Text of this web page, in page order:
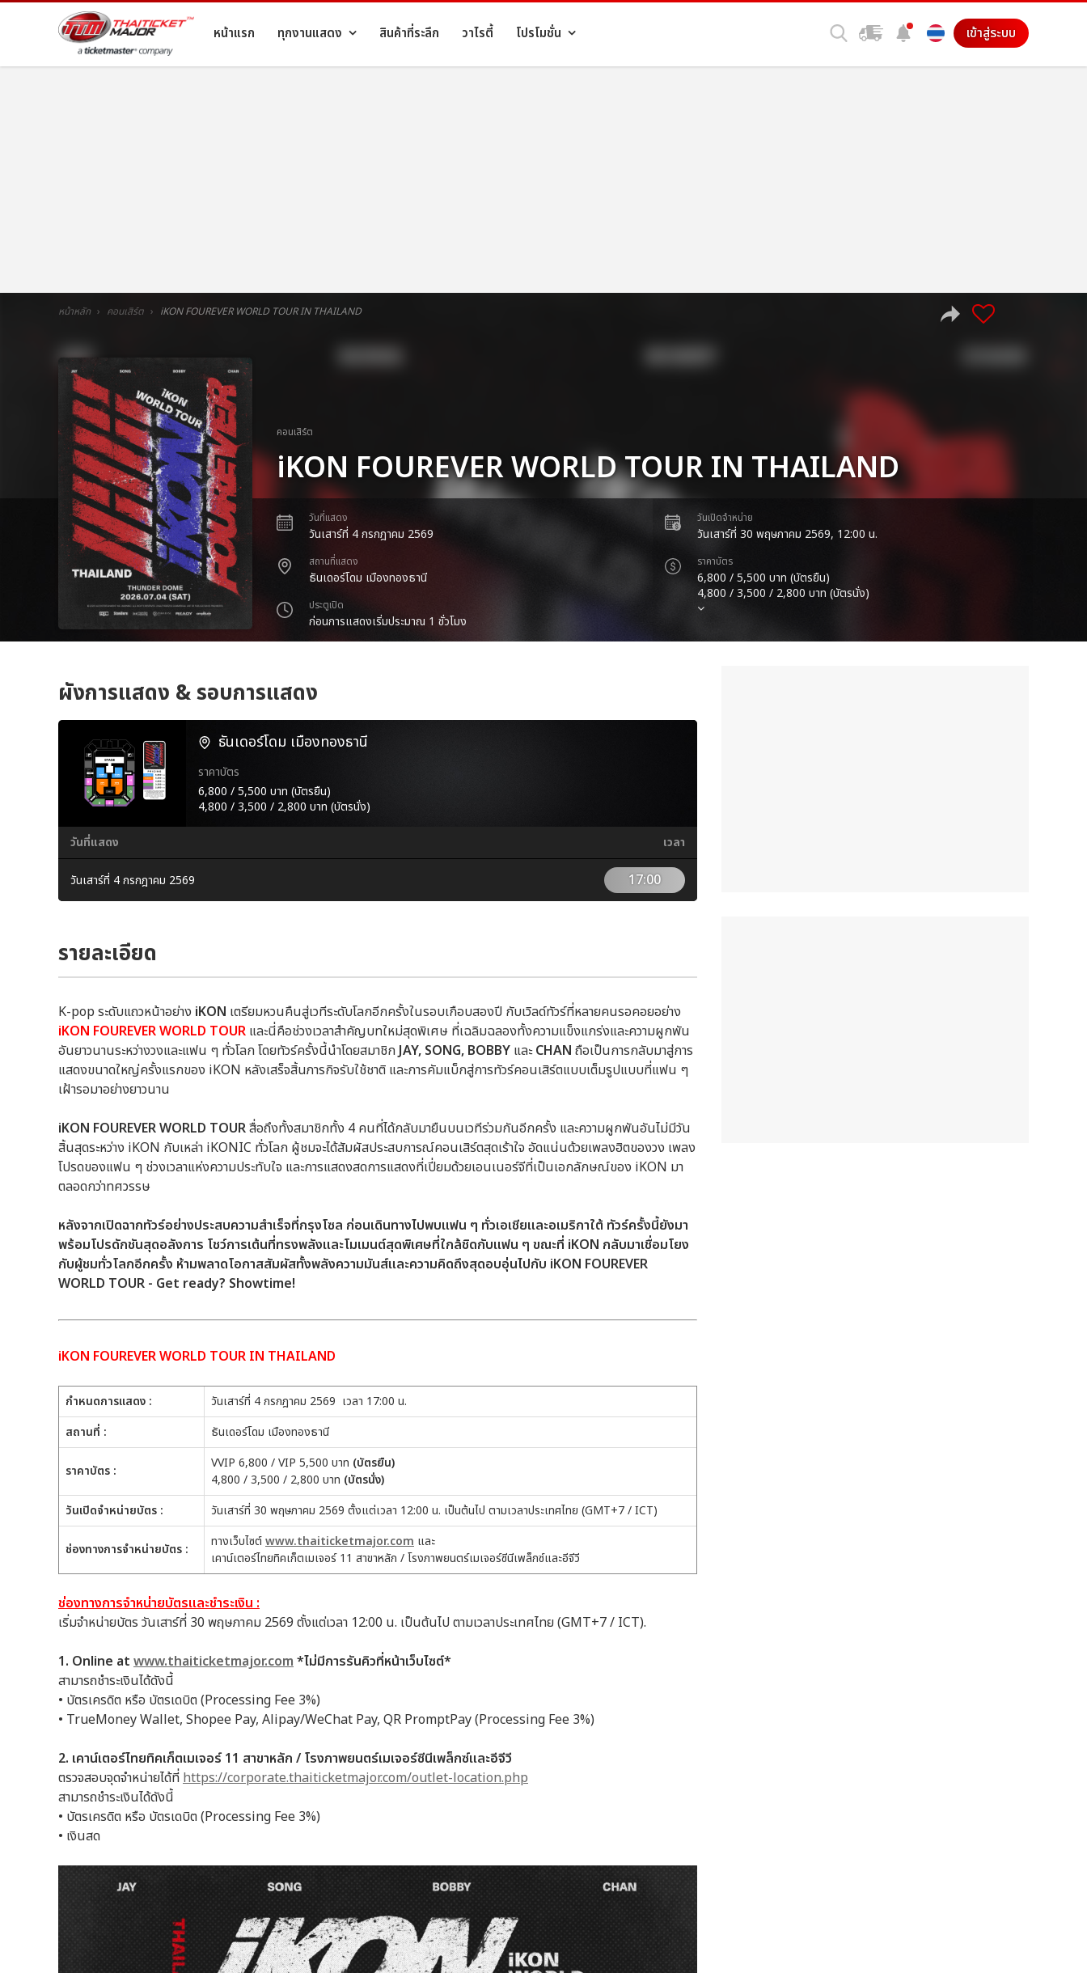
หน้าแรก ทุกงานแสดง สินค้าที่ระลึก วาไรตี้ โปรโมชั่น เข้าสู่ระบบ
หน้าหลัก คอนเสิร์ต iKON FOUREVER WORLD TOUR IN THAILAND
คอนเสิร์ต
iKON FOUREVER WORLD TOUR IN THAILAND
วันที่แสดง
วันเสาร์ที่ 4 กรกฎาคม 2569
สถานที่แสดง
ธันเดอร์โดม เมืองทองธานี
ประตูเปิด
ก่อนการแสดงเริ่มประมาณ 1 ชั่วโมง
วันเปิดจำหน่าย
วันเสาร์ที่ 30 พฤษภาคม 2569, 12:00 น.
ราคาบัตร
6,800 / 5,500 บาท (บัตรยืน)
4,800 / 3,500 / 2,800 บาท (บัตรนั่ง)
ผังการแสดง & รอบการแสดง
ธันเดอร์โดม เมืองทองธานี
ราคาบัตร
6,800 / 5,500 บาท (บัตรยืน)
4,800 / 3,500 / 2,800 บาท (บัตรนั่ง)
วันที่แสดง เวลา
วันเสาร์ที่ 4 กรกฎาคม 2569 17:00
รายละเอียด
K-pop ระดับแถวหน้าอย่าง iKON เตรียมหวนคืนสู่เวทีระดับโลกอีกครั้งในรอบเกือบสองปี กับเวิลด์ทัวร์ที่หลายคนรอคอยอย่าง
iKON FOUREVER WORLD TOUR และนี่คือช่วงเวลาสำคัญบทใหม่สุดพิเศษ ที่เฉลิมฉลองทั้งความแข็งแกร่งและความผูกพัน
อันยาวนานระหว่างวงและแฟน ๆ ทั่วโลก โดยทัวร์ครั้งนี้นำโดยสมาชิกJAY, SONG, BOBBY และCHAN ถือเป็นการกลับมาสู่การ
แสดงขนาดใหญ่ครั้งแรกของ iKON หลังเสร็จสิ้นภารกิจรับใช้ชาติ และการคัมแบ็กสู่การทัวร์คอนเสิร์ตแบบเต็มรูปแบบที่แฟน ๆ
เฝ้ารอมาอย่างยาวนาน
iKON FOUREVER WORLD TOURสื่อถึงทั้งสมาชิกทั้ง 4 คนที่ได้กลับมายืนบนเวทีร่วมกันอีกครั้ง และความผูกพันอันไม่มีวัน
สิ้นสุดระหว่าง iKON กับเหล่า iKONIC ทั่วโลก ผู้ชมจะได้สัมผัสประสบการณ์คอนเสิร์ตสุดเร้าใจ อัดแน่นด้วยเพลงฮิตของวง เพลง
โปรดของแฟน ๆ ช่วงเวลาแห่งความประทับใจ และการแสดงสดการแสดงที่เปี่ยมด้วยเอนเนอร์จีที่เป็นเอกลักษณ์ของ iKON มา
ตลอดกว่าทศวรรษ
หลังจากเปิดฉากทัวร์อย่างประสบความสำเร็จที่กรุงโซล ก่อนเดินทางไปพบแฟน ๆ ทั่วเอเชียและอเมริกาใต้ ทัวร์ครั้งนี้ยังมา
พร้อมโปรดักชันสุดอลังการ โชว์การเต้นที่ทรงพลังและโมเมนต์สุดพิเศษที่ใกล้ชิดกับแฟน ๆ ขณะที่ iKON กลับมาเชื่อมโยง
กับผู้ชมทั่วโลกอีกครั้ง ห้ามพลาดโอกาสสัมผัสทั้งพลังความมันส์และความคิดถึงสุดอบอุ่นไปกับ iKON FOUREVER
WORLD TOUR - Get ready? Showtime!
iKON FOUREVER WORLD TOUR IN THAILAND
กำหนดการแสดง :
วันเสาร์ที่ 4 กรกฎาคม 2569 เวลา 17:00 น.
สถานที่ :
ธันเดอร์โดม เมืองทองธานี
ราคาบัตร : VVIP 6,800 / VIP 5,500 บาท (บัตรยืน)
4,800 / 3,500 / 2,800 บาท (บัตรนั่ง)
วันเปิดจำหน่ายบัตร :
วันเสาร์ที่ 30 พฤษภาคม 2569 ตั้งแต่เวลา 12:00 น. เป็นต้นไป ตามเวลาประเทศไทย (GMT+7 / ICT)
ช่องทางการจำหน่ายบัตร : ทางเว็บไซต์www.thaiticketmajor.com และ
เคาน์เตอร์ไทยทิคเก็ตเมเจอร์ 11 สาขาหลัก / โรงภาพยนตร์เมเจอร์ซีนีเพล็กซ์และอีจีวี
ช่องทางการจำหน่ายบัตรและชำระเงิน :
เริ่มจำหน่ายบัตร วันเสาร์ที่ 30 พฤษภาคม 2569 ตั้งแต่เวลา 12:00 น. เป็นต้นไป ตามเวลาประเทศไทย (GMT+7 / ICT).
1. Online at www.thaiticketmajor.com*ไม่มีการรันคิวที่หน้าเว็บไซต์*
สามารถชำระเงินได้ดังนี้
• บัตรเครดิต หรือ บัตรเดบิต (Processing Fee 3%)
• TrueMoney Wallet, Shopee Pay, Alipay/WeChat Pay, QR PromptPay (Processing Fee 3%)
2. เคาน์เตอร์ไทยทิคเก็ตเมเจอร์ 11 สาขาหลัก / โรงภาพยนตร์เมเจอร์ซีนีเพล็กซ์และอีจีวี
ตรวจสอบจุดจำหน่ายได้ที่https://corporate.thaiticketmajor.com/outlet-location.php
สามารถชำระเงินได้ดังนี้
• บัตรเครดิต หรือ บัตรเดบิต (Processing Fee 3%)
• เงินสด